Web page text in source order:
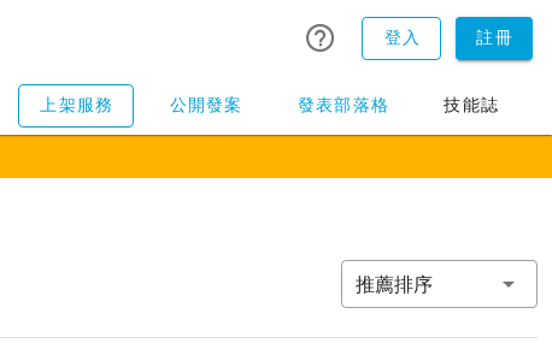
登入 註冊
上架服務 公開發案 發表部落格 技能誌
推薦排序